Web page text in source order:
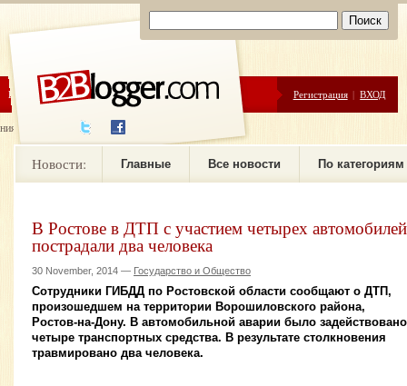
ЦЕНЫ ПОМОЩЬ Регистрация | ВХОД
новостей
Новости: Главные Все новости По категориям
В Ростове в ДТП с участием четырех автомобилей
пострадали два человека
30 November, 2014 — Государство и Общество
Сотрудники ГИБДД по Ростовской области сообщают о ДТП,
произошедшем на территории Ворошиловского района,
Ростов-на-Дону. В автомобильной аварии было задействовано
четыре транспортных средства. В результате столкновения
травмировано два человека.